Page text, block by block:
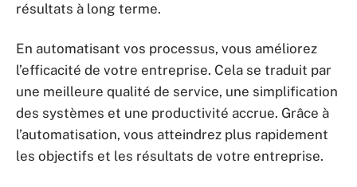
résultats à long terme.
En automatisant vos processus, vous améliorez
l’efficacité de votre entreprise. Cela se traduit par
une meilleure qualité de service, une simplification
des systèmes et une productivité accrue. Grâce à
l’automatisation, vous atteindrez plus rapidement
les objectifs et les résultats de votre entreprise.